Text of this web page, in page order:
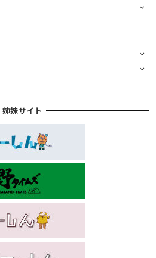
姉妹サイト